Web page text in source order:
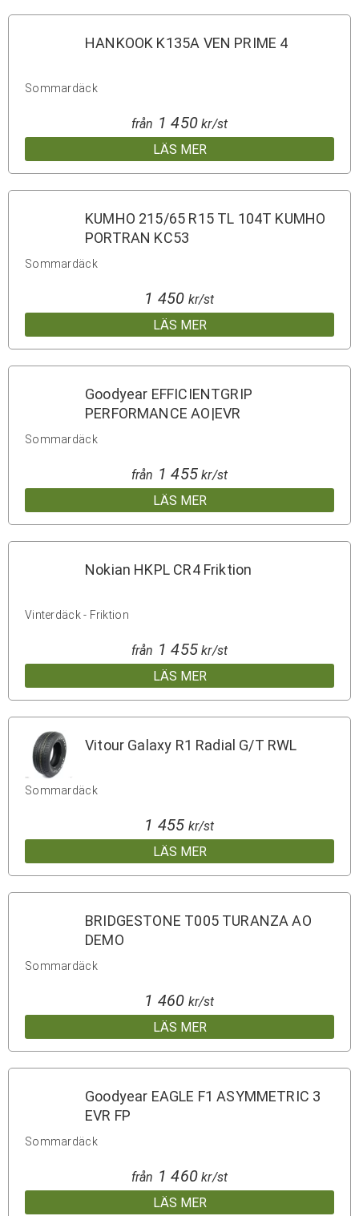
HANKOOK K135A VEN PRIME 4
Sommardäck
LÄS MER
från 1 450kr/st
KUMHO 215/65 R15 TL 104T KUMHO
PORTRAN KC53
Sommardäck
LÄS MER
1 450 kr/st
Goodyear EFFICIENTGRIP
PERFORMANCE AO|EVR
Sommardäck
LÄS MER
från 1 455kr/st
Nokian HKPL CR4 Friktion
Vinterdäck - Friktion
LÄS MER
från 1 455kr/st
Vitour Galaxy R1 Radial G/T RWL
Sommardäck
LÄS MER
1 455 kr/st
BRIDGESTONE T005 TURANZA AO
DEMO
Sommardäck
LÄS MER
1 460 kr/st
Goodyear EAGLE F1 ASYMMETRIC 3
EVR FP
Sommardäck
LÄS MER
från 1 460kr/st